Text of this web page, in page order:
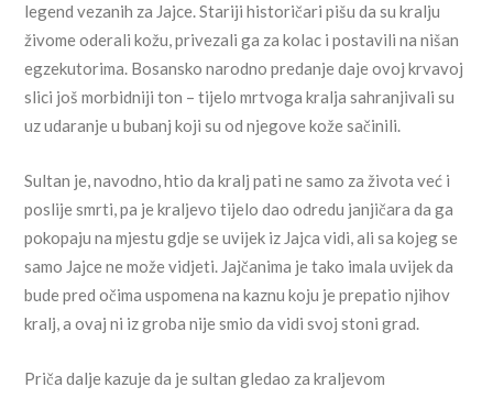
legend vezanih za Jajce. Stariji historičari pišu da su kralju
živome oderali kožu, privezali ga za kolac i postavili na nišan
egzekutorima. Bosansko narodno predanje daje ovoj krvavoj
slici još morbidniji ton – tijelo mrtvoga kralja sahranjivali su
uz udaranje u bubanj koji su od njegove kože sačinili.
Sultan je, navodno, htio da kralj pati ne samo za života već i
poslije smrti, pa je kraljevo tijelo dao odredu janjičara da ga
pokopaju na mjestu gdje se uvijek iz Jajca vidi, ali sa kojeg se
samo Jajce ne može vidjeti. Jajčanima je tako imala uvijek da
bude pred očima uspomena na kaznu koju je prepatio njihov
kralj, a ovaj ni iz groba nije smio da vidi svoj stoni grad.
Priča dalje kazuje da je sultan gledao za kraljevom